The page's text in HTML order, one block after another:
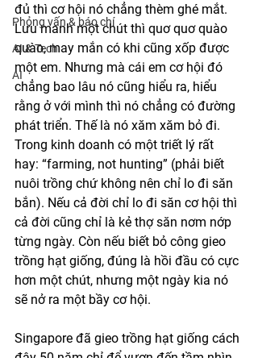
Phỏng vấn & báo chí
AI & Tech
AI
đủ thì cơ hội nó chẳng thèm ghé mắt.
Lưu manh một chút thì quơ quơ quào
quào, may mắn có khi cũng xốp được
một em. Nhưng mà cái em cơ hội đó
chẳng bao lâu nó cũng hiểu ra, hiểu
rằng ở với mình thì nó chẳng có đường
phát triển. Thế là nó xăm xăm bỏ đi.
Trong kinh doanh có một triết lý rất
hay: “farming, not hunting” (phải biết
nuôi trồng chứ không nên chỉ lo đi săn
bắn). Nếu cả đời chỉ lo đi săn cơ hội thì
cả đời cũng chỉ là kẻ thợ săn nơm nớp
từng ngày. Còn nếu biết bỏ công gieo
trồng hạt giống, đúng là hồi đầu có cực
hơn một chút, nhưng một ngày kia nó
sẽ nở ra một bầy cơ hội.
Singapore đã gieo trồng hạt giống cách